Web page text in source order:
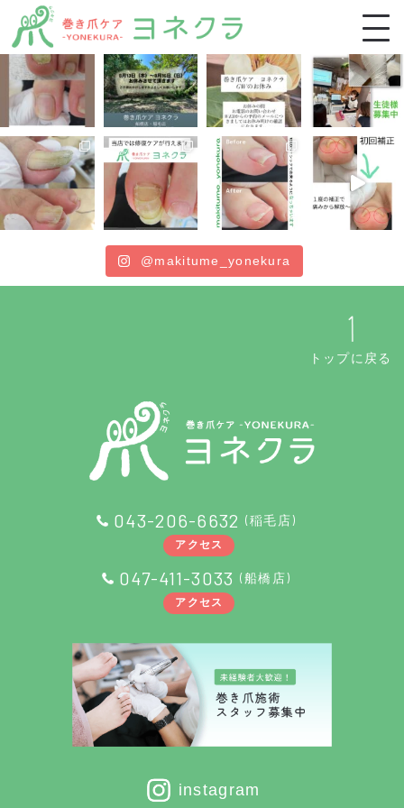
ホーム
施術一覧
施術の特徴・流れ
お客様の声
よくあるご質問
稲毛店アクセス・ご予約
船橋店アクセス・ご予約
プライバシーポリシー
@makitume_yonekura
トップに戻る
043-206-6632 (稲毛店)
アクセス
047-411-3033 (船橋店)
アクセス
instagram